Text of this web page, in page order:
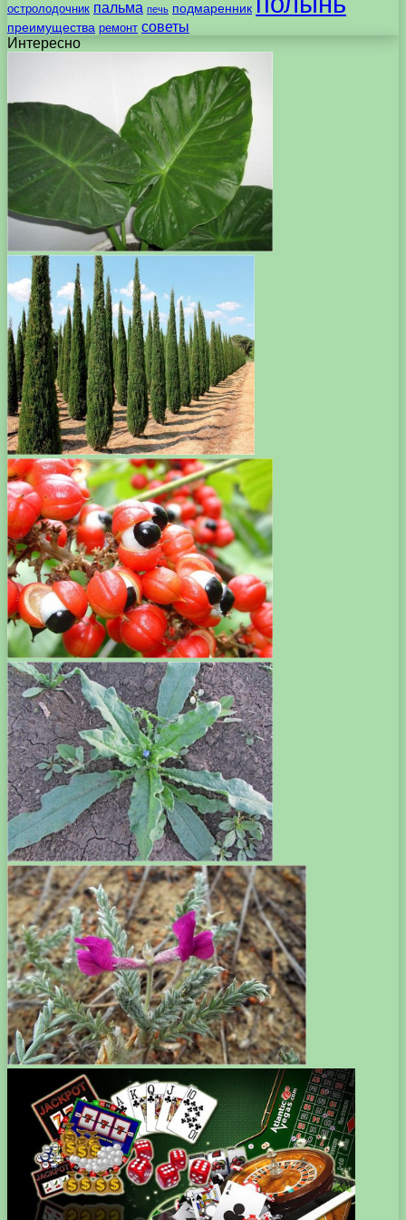
остролодочник пальма печь подмаренник
преимущества ремонт советы
Интересно